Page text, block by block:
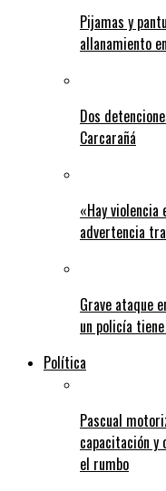
Pijamas y
allanamiento
Dos
Carcarañá
«Hay
advertencia
Grave ataque
un policía
Política
Pascual
capacitación y
el rumbo